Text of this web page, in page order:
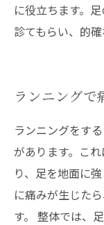
に役立ちます。
診てもらい、的
ランニングで
ランニングをす
があります。こ
り、足を地面に
に痛みが生じた
す。 整体では、